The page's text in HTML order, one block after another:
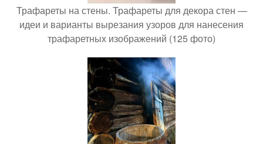
Трафареты на стены. Трафареты для декора стен —
идеи и варианты вырезания узоров для нанесения
трафаретных изображений (125 фото)